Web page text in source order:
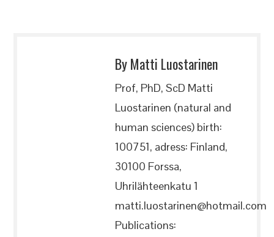
By Matti Luostarinen
Prof, PhD, ScD Matti
Luostarinen (natural and
human sciences) birth:
100751, adress: Finland,
30100 Forssa,
Uhrilähteenkatu 1
matti.luostarinen@hotmail.com
Publications: